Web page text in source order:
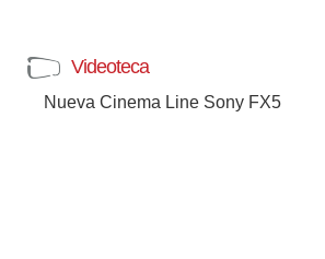
Videoteca
Nueva Cinema Line Sony FX5